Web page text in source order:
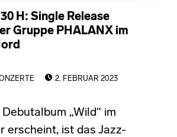
H: Single Release
Gruppe PHALANX im
2. FEBRUAR 2023
„Wild“ im
erscheint, ist das Jazz-